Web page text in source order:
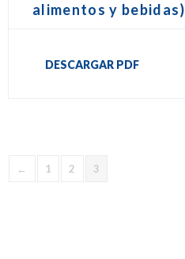
alimentos y bebidas)
DESCARGAR PDF
← 1 2 3